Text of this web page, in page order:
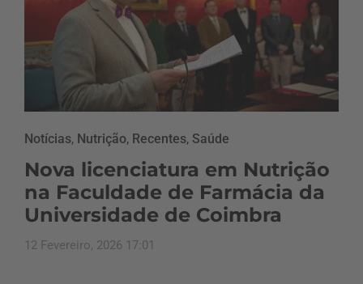
Notícias, Nutrição, Recentes, Saúde
Nova licenciatura em Nutrição
na Faculdade de Farmácia da
Universidade de Coimbra
12 Fevereiro, 2026 17:01